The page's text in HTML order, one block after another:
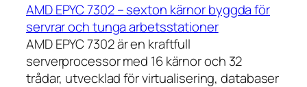
AMD EPYC 7302 – sexton kärnor byggda för
servrar och tunga arbetsstationer
AMD EPYC 7302 är en kraftfull
serverprocessor med 16 kärnor och 32
trådar, utvecklad för virtualisering, databaser